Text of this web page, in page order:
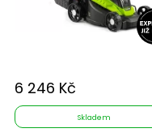
6 246 Kč
Skladem